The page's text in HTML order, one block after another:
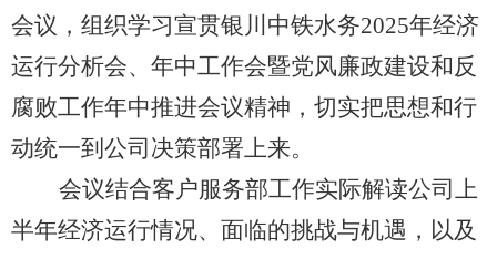
会议，组织学习宣贯银川中铁水务2025年经济
运行分析会、年中工作会暨党风廉政建设和反
腐败工作年中推进会议精神，切实把思想和行
动统一到公司决策部署上来。
会议结合客户服务部工作实际解读公司上
半年经济运行情况、面临的挑战与机遇，以及